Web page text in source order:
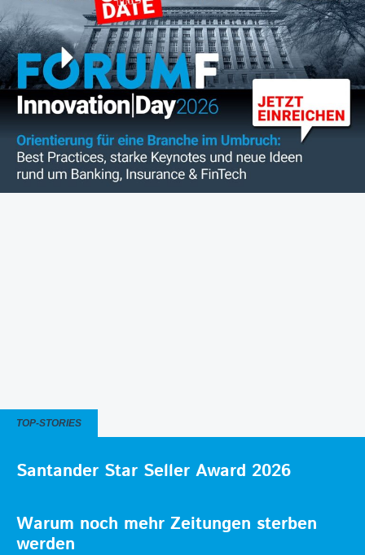
TOP-STORIES
Santander Star Seller Award 2026
Warum noch mehr Zeitungen sterben
werden